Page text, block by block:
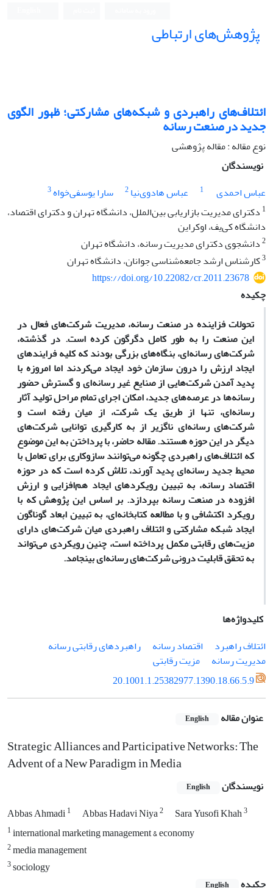
پژوهش‌های ارتباطی
ائتلاف‌های راهبردی و شبکه‌های مشارکتی؛ ظهور الگوی
جدید در صنعت رسانه
نوع مقاله : مقاله پژوهشی
نویسندگان
عباس احمدی
1 عباس هادوی‌نیا2 سارا یوسفی‌خواه3
1 دکترای مدیریت بازاریابی بین‌‌الملل، دانشگاه تهران و دکترای اقتصاد،
دانشگاه کی‌یف، اوکراین
2دانشجوی دکترای مدیریت رسانه، دانشگاه تهران
3کارشناس ارشد جامعه‌شناسی جوانان، دانشگاه تهران
https://doi.org/10.22082/cr.2011.23678
چکیده
تحولات فزاینده در صنعت رسانه، مدیریت شرکت‌های فعال در
این صنعت را به طور کامل دگرگون کرده است. در گذشته،
شرکت‌های رسانه‌ای، بنگاه‌های بزرگی بودند که کلیه فرایندهای
ایجاد ارزش را درون سازمان خود ایجاد می‌کردند اما امروزه با
پدید آمدن شرکت‌هایی از صنایع غیر رسانه‌ای و گسترش حضور
رسانه‌ها در عرصه‌های جدید، امکان اجرای تمام مراحل تولید آثار
رسانه‌ای، تنها از طریق یک شرکت، از میان رفته است و
شرکت‌های رسانه‌ای ناگزیر از به‌ کارگیری توانایی شرکت‌های
دیگر در این حوزه هستند. مقاله حاضر، با پرداختن به این موضوع
که ائتلاف‌های راهبردی چگونه می‌توانند ساز‌و‌کاری برای تعامل با
محیط جدید رسانه‌ای پدید ‌آورند، تلاش کرده است که در حوزه
اقتصاد رسانه، به تبیین رویکردهای ایجاد هم‌افزایی و ارزش
افزوده در صنعت رسانه بپردازد. بر اساس این پژوهش که با
رویکرد اکتشافی و با مطالعه کتابخانه‌ای، به تبیین ابعاد گوناگون
ایجاد شبکه مشارکتی و ائتلاف راهبردی میان شرکت‌های دارای
مزیت‌های رقابتی مکمل پرداخته است، چنین رویکردی می‌تواند
به تحقق قابلیت‌ درونی شرکت‌های رسانه‌ای بینجامد.
کلیدواژه‌ها
ائتلاف راهبرد
اقتصاد رسانه
راهبردهای رقابتی رسانه
مدیریت رسانه
مزیت رقابتی
20.1001.1.25382977.1390.18.66.5.9
عنوان مقاله English
Strategic Alliances and Participative Networks: The
Advent of a New Paradigm in Media
نویسندگان English
Abbas Ahmadi1 Abbas Hadavi Niya2 Sara Yusofi Khah3
1international marketing management & economy
2media management
3sociology
چکیده
English